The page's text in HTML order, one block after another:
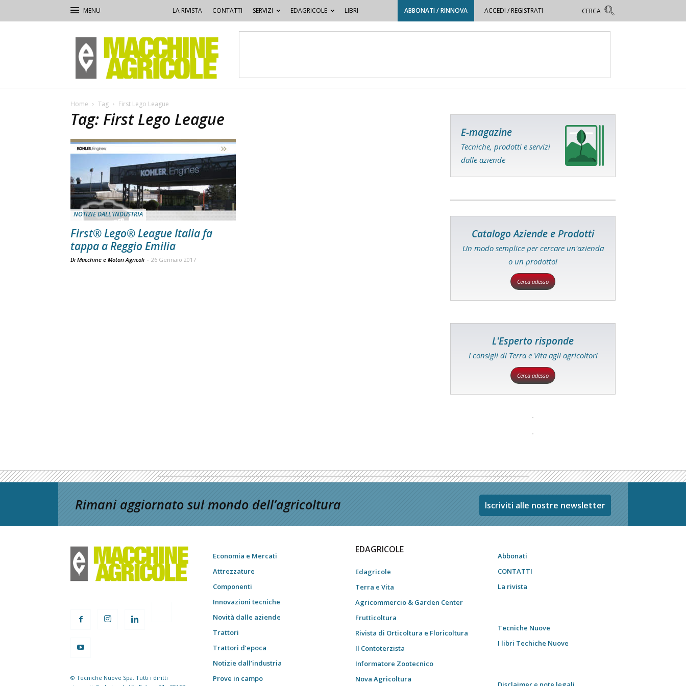
LA RIVISTA CONTATTI SERVIZI EDAGRICOLE LIBRI ABBONATI / RINNOVA ACCEDI / REGISTRATI
Macchine
Agricole
Home Tag First Lego League
Tag: First Lego League
NOTIZIE DALL'INDUSTRIA
First® Lego® League Italia fa
tappa a Reggio Emilia
Di Macchine e Motori Agricoli - 26 Gennaio 2017
E-magazine
Tecniche, prodotti e servizi
dalle aziende
Catalogo Aziende e Prodotti
Un modo semplice per cercare un'azienda
o un prodotto!
Cerca adesso
L'Esperto risponde
I consigli di Terra e Vita agli agricoltori
Cerca adesso
Rimani aggiornato sul mondo dell’agricoltura Iscriviti alle nostre newsletter
© Tecniche Nuove Spa. Tutti i diritti
Economia e Mercati
Attrezzature
Componenti
Innovazioni tecniche
Novità dalle aziende
Trattori
Trattori d’epoca
Notizie dall’industria
Prove in campo
EDAGRICOLE
Edagricole
Terra e Vita
Agricommercio & Garden Center
Frutticoltura
Rivista di Orticoltura e Floricoltura
Il Contoterzista
Informatore Zootecnico
Nova Agricoltura
Abbonati
CONTATTI
La rivista
Tecniche Nuove
I libri Techiche Nuove